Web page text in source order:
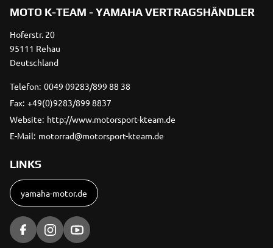
MOTO K-TEAM - YAMAHA VERTRAGSHÄNDLER
Hoferstr. 20
95111 Rehau
Deutschland
Telefon: 0049 09283/899 88 38
Fax: +49(0)9283/899 8837
Website: http://www.motorsport-kteam.de
E-Mail: motorrad@motorsport-kteam.de
LINKS
yamaha-motor.de